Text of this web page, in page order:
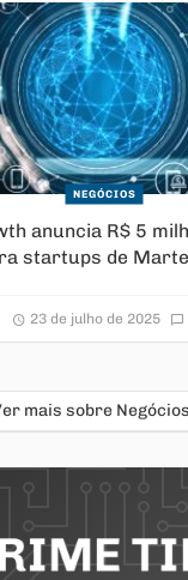
NEGÓCIOS
anuncia R$ 5
startups de
23 de julho de 2025
mais sobre Negócios